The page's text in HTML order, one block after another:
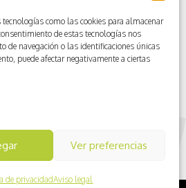
como las cookies para almacenar
de estas tecnologías nos
de navegación o las identificaciones únicas
puede afectar negativamente a ciertas
Ver preferencias
de privacidadAviso legal